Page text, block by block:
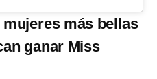
más bellas
ganar Miss